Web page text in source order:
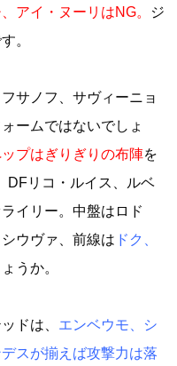
アイ・ヌーリはNG。
ジ
。
サノフ、サヴィーニョ
ームではないでしょ
プはぎりぎりの布陣を
DFリコ・ルイス、ルベ
イリー。中盤はロド
ウヴァ、前線は ドク、
うか。
ドは、 エンベウモ、シ
スが揃えば攻撃力は落